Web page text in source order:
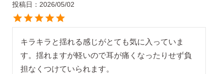
投稿日
2026/05/02
キラキラと揺れる感じがとても気に入っていま
す。揺れますが軽いので耳が痛くなったりせず負
担なくつけていられます。